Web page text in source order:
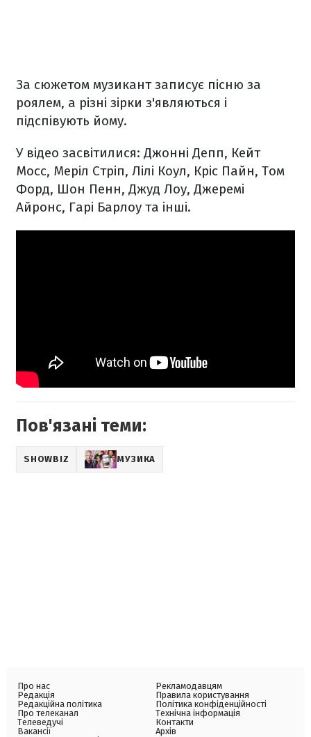
За сюжетом музикант записує пісню за
роялем, а різні зірки з'являються і
підспівують йому.
У відео засвітилися: Джонні Депп, Кейт
Мосс, Меріл Стріп, Лілі Коул, Кріс Пайн, Том
Форд, Шон Пенн, Джуд Лоу, Джеремі
Айронс, Гарі Барлоу та інші.
Пов'язані теми:
SHOWBIZ МУЗИКА
Про нас
Редакція
Редакційна політика
Про телеканал
Телеведучі
Вакансії
Рекламодавцям
Правила користування
Політика конфіденційності
Технічна інформація
Контакти
Архів